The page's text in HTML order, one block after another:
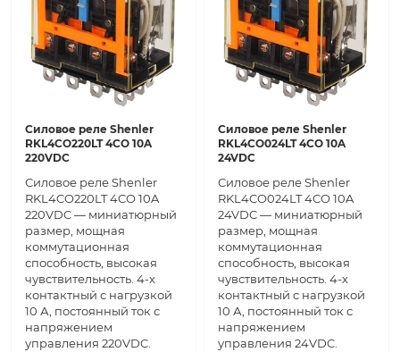
Силовое реле Shenler
RKL4CO220LT 4CO 10A
220VDC
Силовое реле Shenler
RKL4CO220LT 4CO 10A
220VDC — миниатюрный
размер, мощная
коммутационная
способность, высокая
чувствительность. 4-х
контактный с нагрузкой
10 А, постоянный ток с
напряжением
управления 220VDC.
Силовое реле Shenler
RKL4CO024LT 4CO 10A
24VDC
Силовое реле Shenler
RKL4CO024LT 4CO 10A
24VDC — миниатюрный
размер, мощная
коммутационная
способность, высокая
чувствительность. 4-х
контактный с нагрузкой
10 А, постоянный ток с
напряжением
управления 24VDC.